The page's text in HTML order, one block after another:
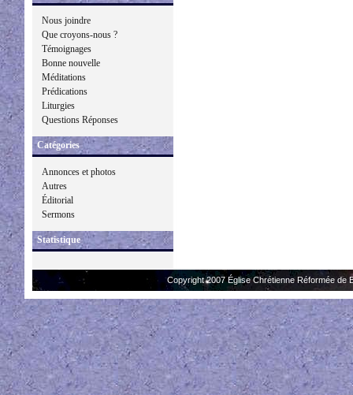
Nous joindre
Que croyons-nous ?
Témoignages
Bonne nouvelle
Méditations
Prédications
Liturgies
Questions Réponses
Catégories
Annonces et photos
Autres
Éditorial
Sermons
Statistique
Copyright 2007 Église Chrétienne Réformée de